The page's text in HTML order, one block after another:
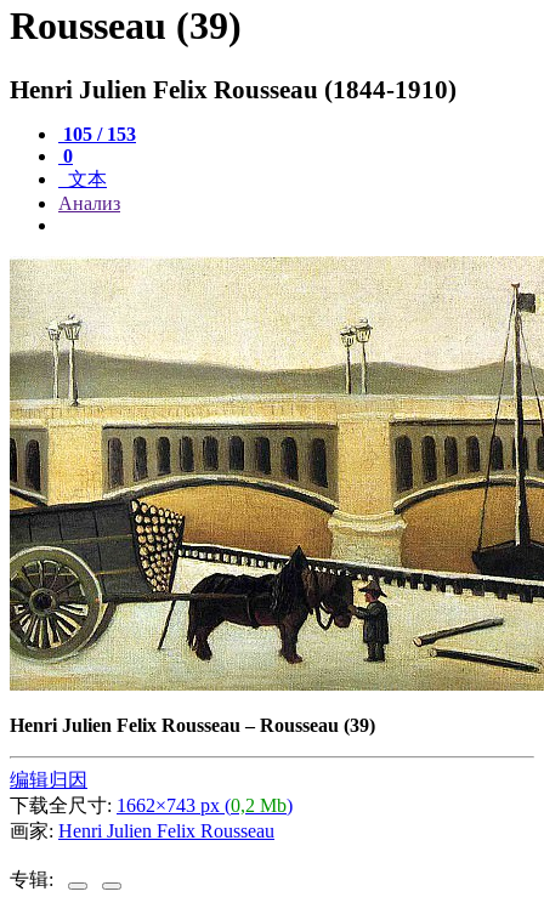
Rousseau (39)
Henri Julien Felix Rousseau (1844-1910)
105 / 153
0
文本
Анализ
Henri Julien Felix Rousseau –Rousseau (39)
编辑归因
下载全尺寸: 1662×743 px (0,2 Mb)
画家: Henri Julien Felix Rousseau
专辑: